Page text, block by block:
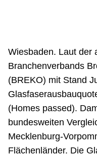
Wiesbaden. Laut der
Branchenverbands
(BREKO) mit Stand
(Homes passed).
bundesweiten
Mecklenburg-
Flächenländer. Die